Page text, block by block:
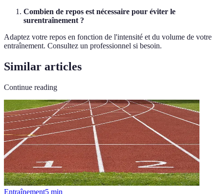
Combien de repos est nécessaire pour éviter le
surentraînement ?
Adaptez votre repos en fonction de l'intensité et du volume de votre
entraînement. Consultez un professionnel si besoin.
Similar articles
Continue reading
Entraînement5 min